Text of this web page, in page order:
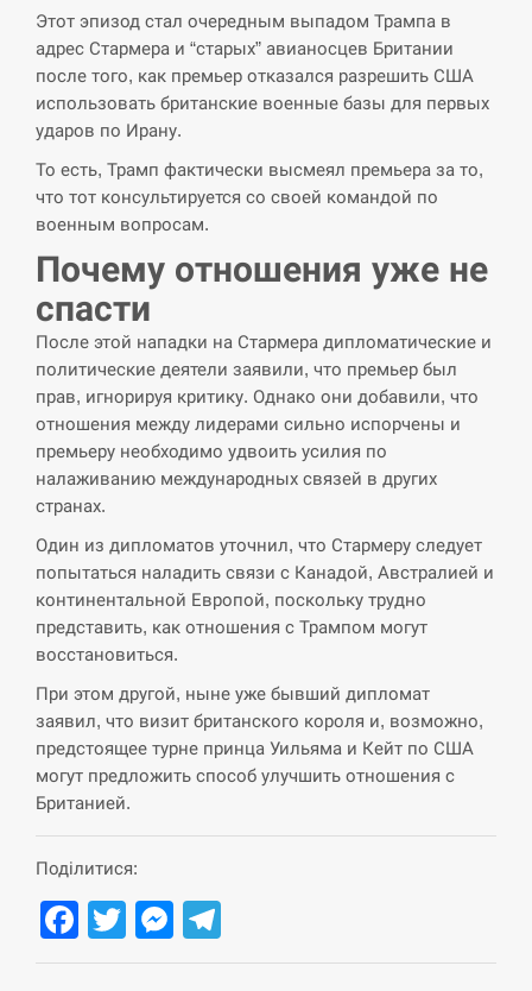
СЕРПЕНЬ
В Москве пожаловались на “кратный рост” атак
дронов Украины
СЕРПЕНЬ
13:40
виявили дрон, ймовірно, з…
СЕРПЕНЬ
13:23
“Они должны быть уничтожены”: в МИДе
ответили, как отреагируют на…
СЕРПЕНЬ
Тайвань проводить найбільші військові
12:53
Украины, несмотря на сомнения…
СЕРПЕНЬ
12:40
Латвія готова направити до 20 військових для
розблокування Ормузької протоки
СЕРПЕНЬ
12:23
Силы обороны поразили российскую
переправу, склады и другие важные объекты…
Этот эпизод стал очередным выпадом Трампа в
адрес Стармера и “старых” авианосцев Британии
после того, как премьер отказался разрешить США
использовать британские военные базы для первых
ударов по Ирану.
То есть, Трамп фактически высмеял премьера за то,
что тот консультируется со своей командой по
военным вопросам.
Почему отношения уже не
спасти
После этой нападки на Стармера дипломатические и
политические деятели заявили, что премьер был
прав, игнорируя критику. Однако они добавили, что
отношения между лидерами сильно испорчены и
премьеру необходимо удвоить усилия по
налаживанию международных связей в других
странах.
Один из дипломатов уточнил, что Стармеру следует
попытаться наладить связи с Канадой, Австралией и
континентальной Европой, поскольку трудно
представить, как отношения с Трампом могут
восстановиться.
При этом другой, ныне уже бывший дипломат
заявил, что визит британского короля и, возможно,
предстоящее турне принца Уильяма и Кейт по США
могут предложить способ улучшить отношения с
Британией.
Поділитися:
Facebook
TwitterMessenger